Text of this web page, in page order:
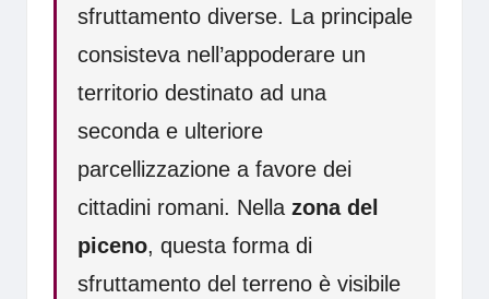
sfruttamento diverse. La principale
consisteva nell’appoderare un
territorio destinato ad una
seconda e ulteriore
parcellizzazione a favore dei
cittadini romani. Nellazona del
piceno, questa forma di
sfruttamento del terreno è visibile